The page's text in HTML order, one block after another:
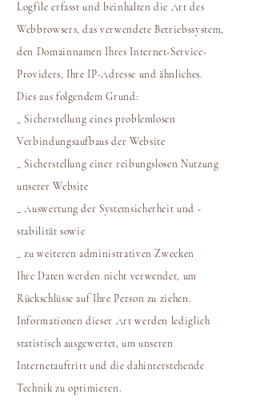
Logfile erfasst und beinhalten die Art des
Webbrowsers, das verwendete Betriebssystem,
den Domainnamen Ihres Internet-Service-
Providers, Ihre IP-Adresse und ähnliches.
Dies aus folgendem Grund:
_ Sicherstellung eines problemlosen
Verbindungsaufbaus der Website
_ Sicherstellung einer reibungslosen Nutzung
unserer Website
_ Auswertung der Systemsicherheit und -
stabilität sowie
_ zu weiteren administrativen Zwecken
Ihre Daten werden nicht verwendet, um
Rückschlüsse auf Ihre Person zu ziehen.
Informationen dieser Art werden lediglich
statistisch ausgewertet, um unseren
Internetauftritt und die dahinterstehende
Technik zu optimieren.